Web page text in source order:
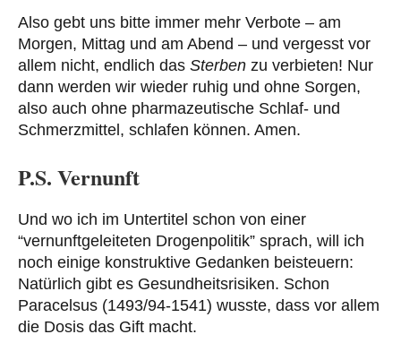
Also gebt uns bitte immer mehr Verbote – am
Morgen, Mittag und am Abend – und vergesst vor
allem nicht, endlich das Sterben zu verbieten! Nur
dann werden wir wieder ruhig und ohne Sorgen,
also auch ohne pharmazeutische Schlaf- und
Schmerzmittel, schlafen können. Amen.
P.S. Vernunft
Und wo ich im Untertitel schon von einer
“vernunftgeleiteten Drogenpolitik” sprach, will ich
noch einige konstruktive Gedanken beisteuern:
Natürlich gibt es Gesundheitsrisiken. Schon
Paracelsus (1493/94-1541) wusste, dass vor allem
die Dosis das Gift macht.